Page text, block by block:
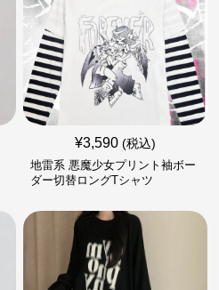
¥3,590 (税込)
地雷系 悪魔少女プリント袖ボー
ダー切替ロングTシャツ